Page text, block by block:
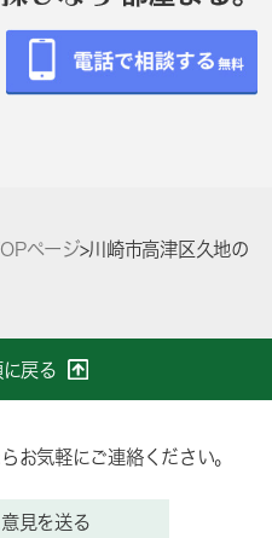
ページ>川崎市高津区久地の
戻る
お気軽にご連絡ください。
見を送る